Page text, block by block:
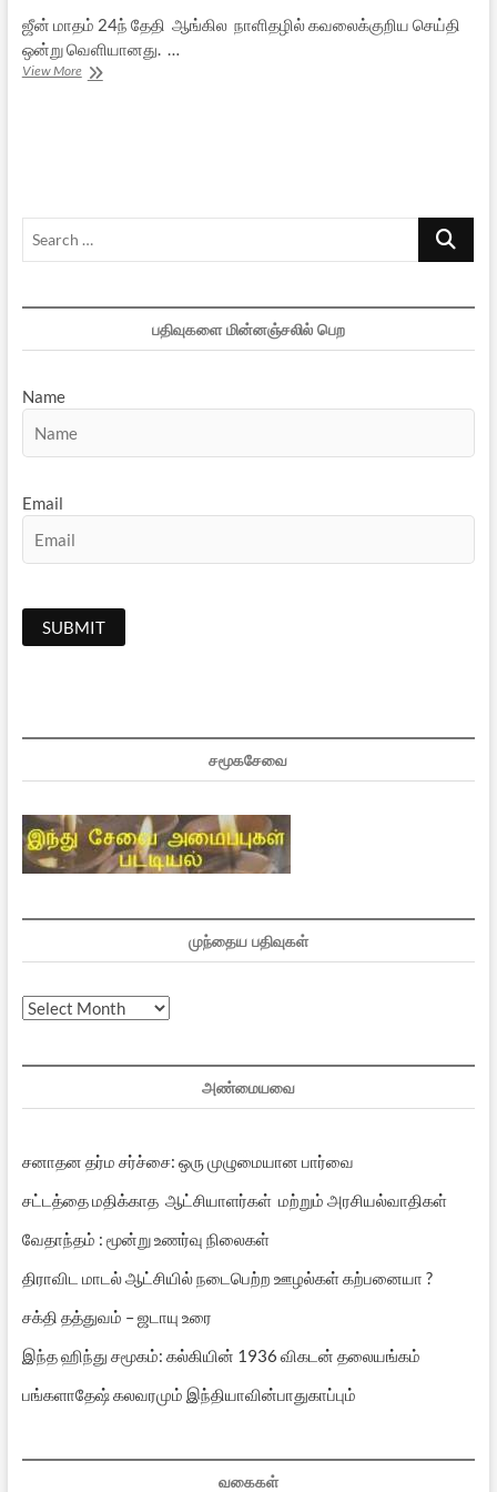
ஜீன் மாதம் 24ந் தேதி ஆங்கில நாளிதழில் கவலைக்குறிய செய்தி
ஒன்று வெளியானது. …
View Moreகேரளத்தில்
Search
பதிவுகளை மின்னஞ்சலில் பெற
Name
Email
சமூகசேவை
முந்தைய பதிவுகள்
முந்தைய
அண்மையவை
சனாதன தர்ம சர்ச்சை: ஒரு முழுமையான பார்வை
சட்டத்தை மதிக்காத ஆட்சியாளர்கள் மற்றும் அரசியல்வாதிகள்
வேதாந்தம் : மூன்று உணர்வு நிலைகள்
திராவிட மாடல் ஆட்சியில் நடைபெற்ற ஊழல்கள் கற்பனையா ?
சக்தி தத்துவம் – ஜடாயு உரை
இந்த ஹிந்து சமூகம்: கல்கியின் 1936 விகடன் தலையங்கம்
பங்களாதேஷ் கலவரமும் இந்தியாவின்பாதுகாப்பும்
வகைகள்